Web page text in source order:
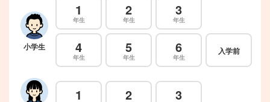
小学生
1
年生
2
年生
3
年生
4
年生
5
年生
6
年生
入学前
1 2 3